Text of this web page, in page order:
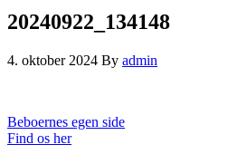
20240922_134148
4. oktober 2024 By admin
Beboernes egen side
Find os her